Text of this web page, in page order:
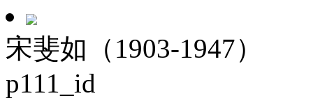
宋斐如（1903-1947）
p111_id